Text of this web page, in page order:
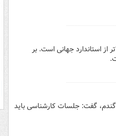
استاندارد جهانی است. بر
گندم، گفت: جلسات کارشناسی باید